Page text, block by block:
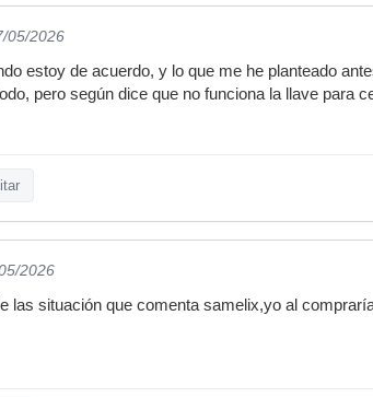
05/2026
estoy de acuerdo, y lo que me he planteado
pero según dice que no funciona la llave para
2026
las situación que comenta samelix,yo al